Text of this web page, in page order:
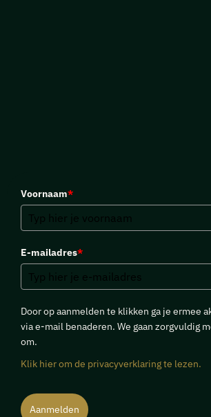
Voornaam*
E-mailadres*
Door op aanmelden te klikken ga je ermee
via e-mail benaderen. We gaan zorgvuldig
om.
Klik hier om de privacyverklaring te lezen.
Aanmelden